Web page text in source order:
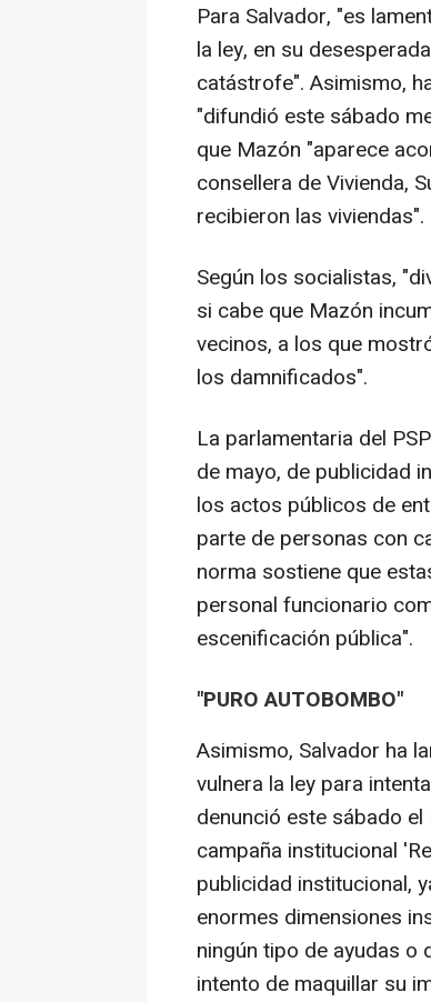
Para Salvador, "es
la ley, en su
catástrofe". Asimismo,
"difundió este sábado
que Mazón "aparece
consellera de Vivienda,
recibieron las viviendas".
Según los socialistas,
si cabe que Mazón
vecinos, a los que
los damnificados".
La parlamentaria del
de mayo, de publicidad
los actos públicos de
parte de personas con
norma sostiene que
personal funcionario
escenificación pública".
"PURO AUTOBOMBO"
Asimismo, Salvador ha
vulnera la ley para
denunció este sábado el
campaña institucional
publicidad institucional,
enormes dimensiones
ningún tipo de ayudas o
intento de maquillar su